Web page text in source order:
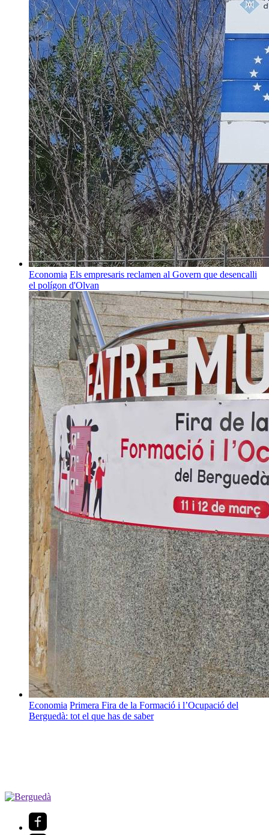
Economia Els empresaris reclamen al Govern que desencalli
el polígon d'Olvan
Economia Primera Fira de la Formació i l’Ocupació del
Berguedà: tot el que has de saber